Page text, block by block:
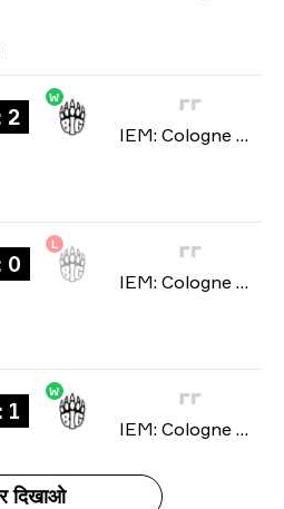
2
W
IEM: Cologne Major 2026
0
L
IEM: Cologne Major 2026
1
W
IEM: Cologne Major 2026
दिखाओ